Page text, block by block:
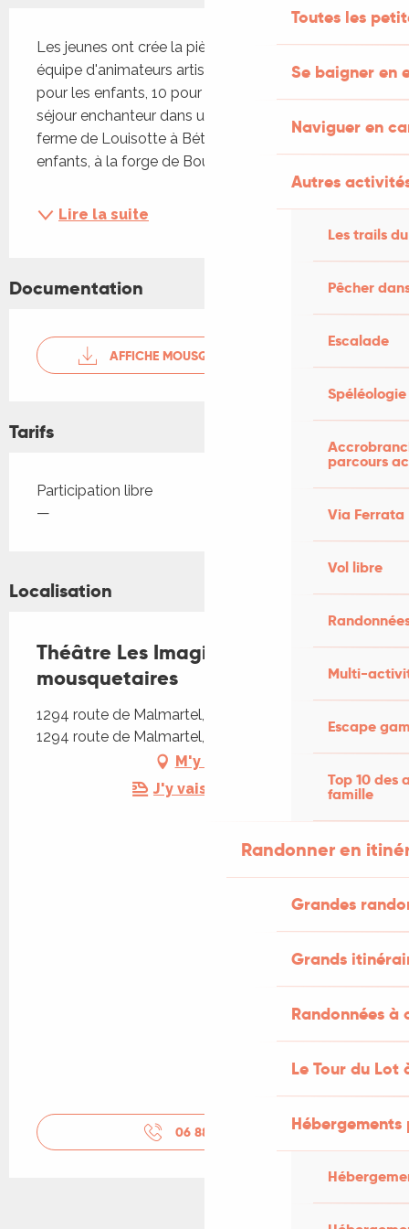
Toutes les
Se baigner en
Naviguer en
Autres
Les trails
Pêcher
Escalade
Spéléologie
parcours
Via Ferrata
Vol libre
Multi-
Escape
Top 10 des
famille
Randonner en
Grandes
Grands
Randonnées
Le Tour du Lot
Les jeunes ont crée la pièce en amont avec une
équipe d'animateurs artistes (4 jours de création
pour les enfants, 10 pour les ados), au cours d'un
séjour enchanteur dans un petit coin de Lot : à la
ferme de Louisotte à Bétaille pour la troupe des
enfants, à la forge de Bourzolles à Souillac pour...
Lire la suite
Documentation
AFFICHE MOUSQUETAIRES
Tarifs
Tarifs 2026
Participation libre
—
Localisation
Théâtre Les Imagités - Les trois
mousquetaires
1294 route de Malmartel, Ferme de Louisotte,
1294 route de Malmartel, 46110 Bétaille
M'y rendre
J'y vais en train !
06 88 17 22